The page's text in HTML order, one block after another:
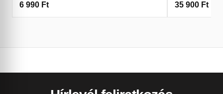
6 990 Ft 35 900 Ft